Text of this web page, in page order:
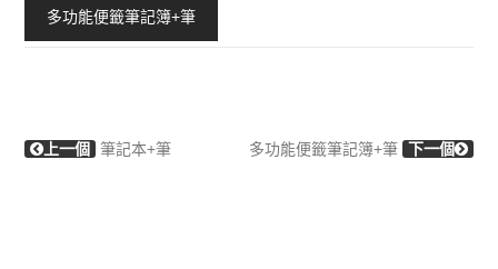
多功能便籤筆記簿+筆
上一個 筆記本+筆 多功能便籤筆記簿+筆 下一個